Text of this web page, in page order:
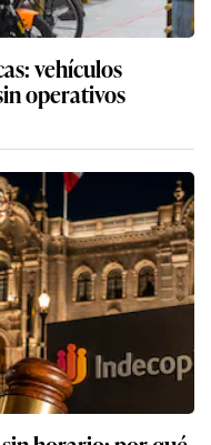
vehículos
operativos